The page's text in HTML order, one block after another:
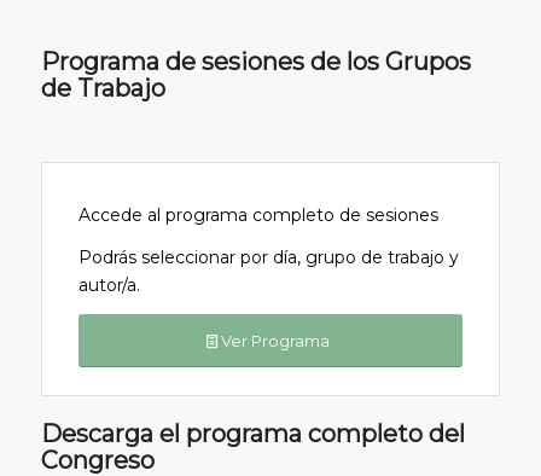
Programa de sesiones de los Grupos
de Trabajo
Accede al programa completo de sesiones
Podrás seleccionar por día, grupo de trabajo y
autor/a.
Ver Programa
Descarga el programa completo del
Congreso